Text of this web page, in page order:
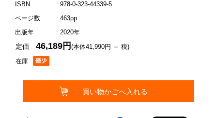
ISBN
: 978-0-323-44339-5
ページ数
: 463pp.
出版年
: 2020年
在庫
定価46,189円(本体41,990円 ＋ 税)